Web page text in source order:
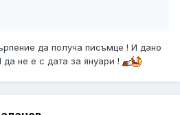
да получа писъмце ! И дано
не е с дата за януари !